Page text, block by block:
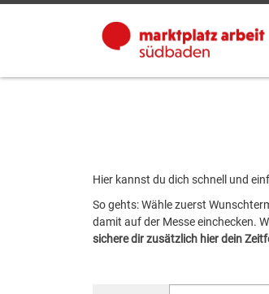
Hier kannst du dich schnell und
So gehts: Wähle zuerst
damit auf der Messe einchecken.
sichere dir zusätzlich hier dein